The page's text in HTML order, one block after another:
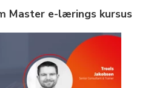
Master e-lærings kursus